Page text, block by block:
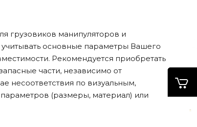
грузовиков манипуляторов и
основные параметры Вашего
Рекомендуется приобретать
части, независимо от
несоответствия по визуальным,
(размеры, материал) или